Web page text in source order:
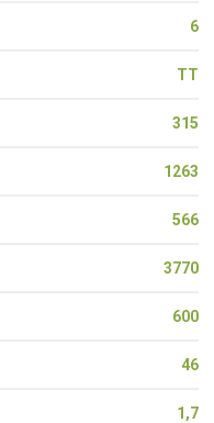
6
TT
315
1263
566
3770
600
46
1,7